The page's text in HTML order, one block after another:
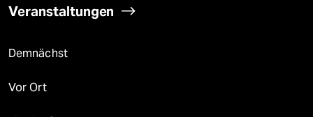
Veranstaltungen
Demnächst
Vor Ort